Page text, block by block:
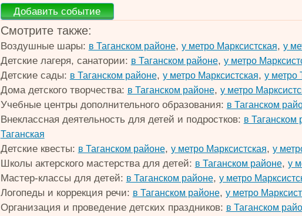
Смотрите также:
Воздушные шары: в Таганском районе, у метро Марксистская, у
Детские лагеря, санатории: в Таганском районе, у метро
Детские сады: в Таганском районе, у метро Марксистская, у метро
Дома детского творчества: в Таганском районе, у метро
Учебные центры дополнительного образования: в Таганском
Внеклассная деятельность для детей и подростков: в Таганском
Таганская
Детские квесты: в Таганском районе, у метро Марксистская, у
Школы актерского мастерства для детей: в Таганском районе, у
Мастер-классы для детей: в Таганском районе, у метро
Логопеды и коррекция речи: в Таганском районе, у метро
Организация и проведение детских праздников: в Таганском